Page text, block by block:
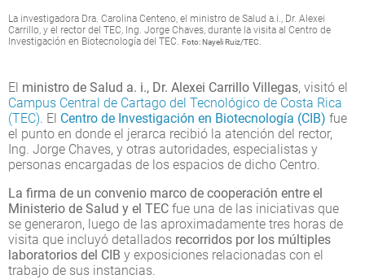
La investigadora Dra. Carolina Centeno, el ministro de Salud a.i., Dr. Alexei
Carrillo, y el rector del TEC, Ing. Jorge Chaves, durante la visita al Centro de
Investigación en Biotecnología del TEC. Foto: Nayeli Ruiz/TEC.
El ministro de Salud a. i., Dr. Alexei Carrillo Villegas, visitó el
Campus Central de Cartago del Tecnológico de Costa Rica
(TEC). El Centro de Investigación en Biotecnología (CIB) fue
el punto en donde el jerarca recibió la atención del rector,
Ing. Jorge Chaves, y otras autoridades, especialistas y
personas encargadas de los espacios de dicho Centro.
La firma de un convenio marco de cooperación entre el
Ministerio de Salud y el TEC fue una de las iniciativas que
se generaron, luego de las aproximadamente tres horas de
visita que incluyó detallados recorridos por los múltiples
laboratorios del CIB y exposiciones relacionadas con el
trabajo de sus instancias.